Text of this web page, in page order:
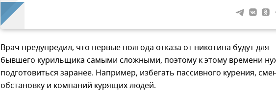
Врач предупредил, что первые полгода отказа от никотина будут для
бывшего курильщика самыми сложными, поэтому к этому времени
подготовиться заранее. Например, избегать пассивного курения,
обстановку и компаний курящих людей.